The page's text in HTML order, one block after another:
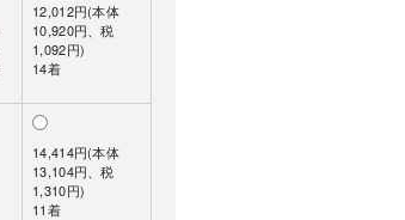
12,012円(本体
10,920円、税
1,092円)
14着
14,414円(本体
13,104円、税
1,310円)
11着